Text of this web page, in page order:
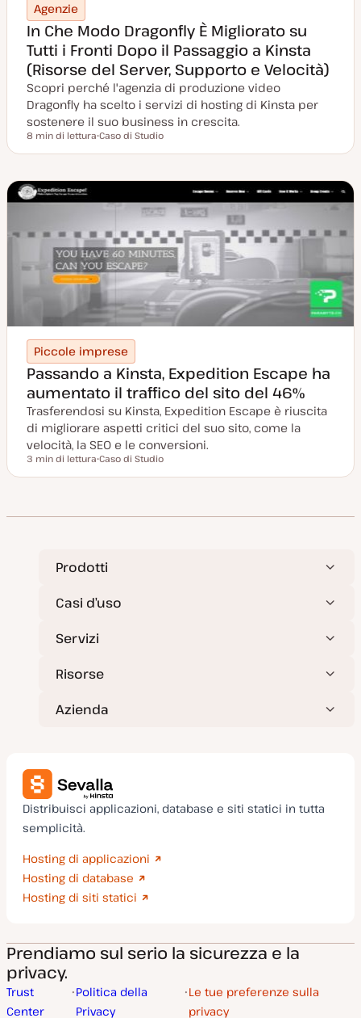
Agenzie
In Che Modo Dragonfly È Migliorato su
Tutti i Fronti Dopo il Passaggio a Kinsta
(Risorse del Server, Supporto e Velocità)
Scopri perché l'agenzia di produzione video
Dragonfly ha scelto i servizi di hosting di Kinsta per
sostenere il suo business in crescita.
Tempo di lettura
8 min di lettura
o
t
Caso di Studio
Piccole imprese
Passando a Kinsta, Expedition Escape ha
aumentato il traffico del sito del 46%
Trasferendosi su Kinsta, Expedition Escape è riuscita
di migliorare aspetti critici del suo sito, come la
velocità, la SEO e le conversioni.
Tempo di lettura
3 min di lettura
o
Caso di Studio
Prodotti
Casi d’uso
Servizi
Risorse
Azienda
Distribuisci applicazioni, database e siti statici in tutta
semplicità.
Hosting di applicazioni
Hosting di database
Hosting di siti statici
Prendiamo sul serio la sicurezza e la
privacy.
Trust
Center
Politica della
Privacy
Le tue preferenze sulla
privacy